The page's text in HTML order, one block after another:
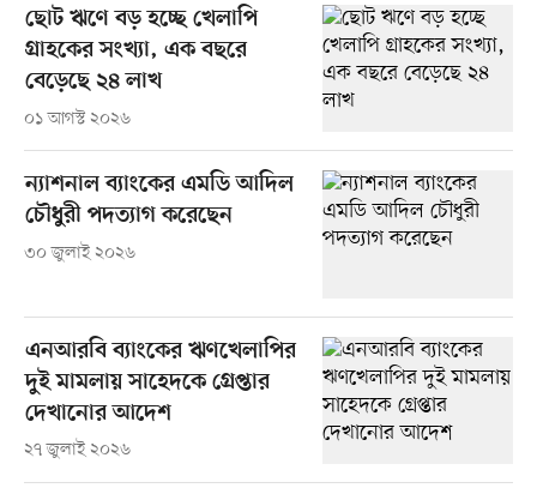
ছোট ঋণে বড় হচ্ছে খেলাপি
গ্রাহকের সংখ্যা, এক বছরে
বেড়েছে ২৪ লাখ
০১ আগস্ট ২০২৬
ন্যাশনাল ব্যাংকের এমডি আদিল
চৌধুরী পদত্যাগ করেছেন
৩০ জুলাই ২০২৬
এনআরবি ব্যাংকের ঋণখেলাপির
দুই মামলায় সাহেদকে গ্রেপ্তার
দেখানোর আদেশ
২৭ জুলাই ২০২৬